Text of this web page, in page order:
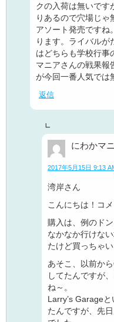
クの入荷は無いです
りあるので穴場じゃ
アソート発売ですね
ります。ライバル
はどちらも学校行事
マニアさんの戦果報
が今回一番人気では
返信
にわかマ
2017年5月15日 9:13
湾岸さん
こんにちは！コ
購入は、例のド
なかなか行けな
たけど買っちゃい
あそこ、以前か
してたんですが
ね～。
Larry’s Garage
たんですが、先